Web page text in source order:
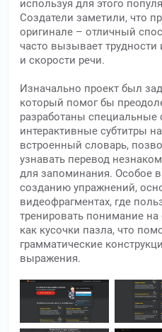
используя для этого
Создатели заметили, что
оригинале – отличный
часто вызывает
и скорости речи.
Изначально проект был
который помог бы
разработаны специальные
интерактивные субтитры
встроенный словарь,
узнавать перевод
для запоминания. Особое
созданию упражнений,
видеофрагментах, где
тренировать понимание на
как кусочки пазла, что
грамматические
выражения.